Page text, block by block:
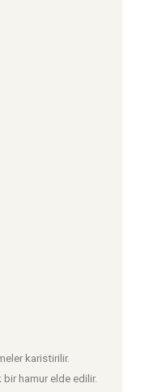
karistirilir.
bir hamur elde edilir.